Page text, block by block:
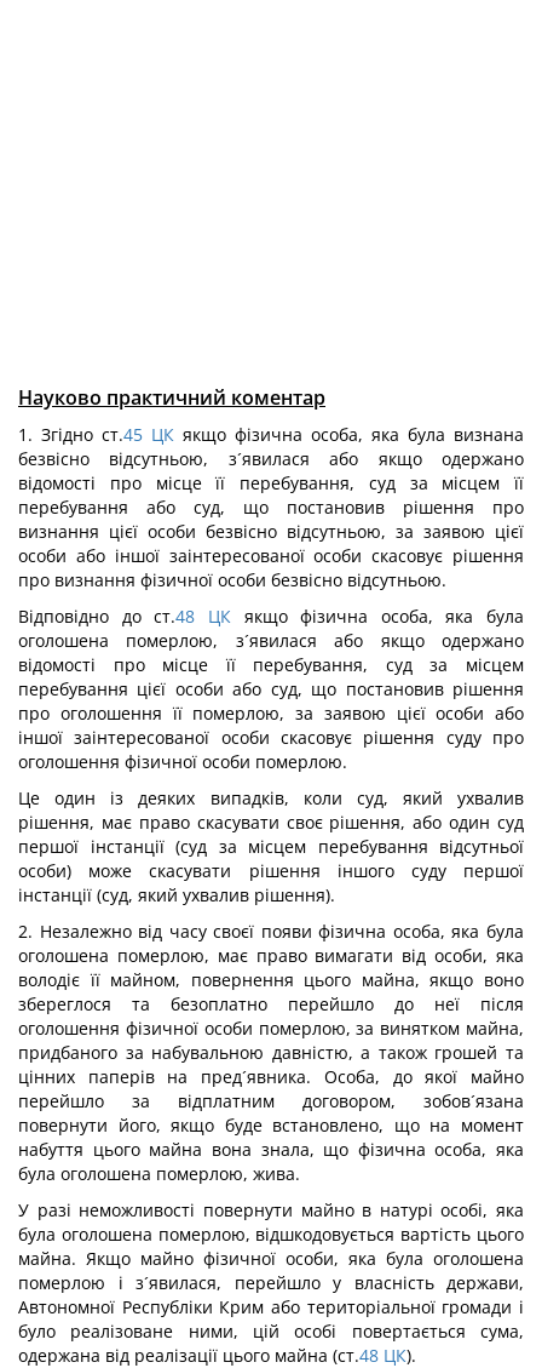
Науково практичний коментар
1. Згідно ст.45 ЦК якщо фізична особа, яка була визнана
безвісно відсутньою, з´явилася або якщо одержано
відомості про місце її перебування, суд за місцем її
перебування або суд, що постановив рішення про
визнання цієї особи безвісно відсутньою, за заявою цієї
особи або іншої заінтересованої особи скасовує рішення
про визнання фізичної особи безвісно відсутньою.
Відповідно до ст.48 ЦКякщо фізична особа, яка була
оголошена померлою, з´явилася або якщо одержано
відомості про місце її перебування, суд за місцем
перебування цієї особи або суд, що постановив рішення
про оголошення її померлою, за заявою цієї особи або
іншої заінтересованої особи скасовує рішення суду про
оголошення фізичної особи померлою.
Це один із деяких випадків, коли суд, який ухвалив
рішення, має право скасувати своє рішення, або один суд
першої інстанції (суд за місцем перебування відсутньої
особи) може скасувати рішення іншого суду першої
інстанції (суд, який ухвалив рішення).
2. Незалежно від часу своєї появи фізична особа, яка була
оголошена померлою, має право вимагати від особи, яка
володіє її майном, повернення цього майна, якщо воно
збереглося та безоплатно перейшло до неї після
оголошення фізичної особи померлою, за винятком майна,
придбаного за набувальною давністю, а також грошей та
цінних паперів на пред´явника. Особа, до якої майно
перейшло за відплатним договором, зобов´язана
повернути його, якщо буде встановлено, що на момент
набуття цього майна вона знала, що фізична особа, яка
була оголошена померлою, жива.
У разі неможливості повернути майно в натурі особі, яка
була оголошена померлою, відшкодовується вартість цього
майна. Якщо майно фізичної особи, яка була оголошена
померлою і з´явилася, перейшло у власність держави,
Автономної Республіки Крим або територіальної громади і
було реалізоване ними, цій особі повертається сума,
одержана від реалізації цього майна (ст.48 ЦК).